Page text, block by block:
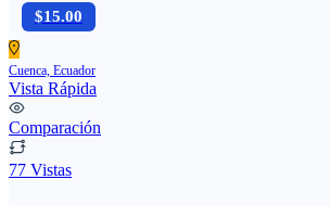
$15.00
Cuenca, Ecuador
Vista Rápida
Comparación
77 Vistas